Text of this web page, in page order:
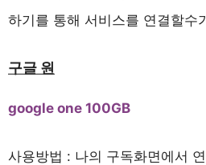
하기를 통해 서비스를 연결할수
구글 원
google one 100GB
사용방법 : 나의 구독화면에서